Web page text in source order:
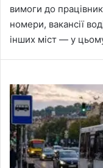
вимоги до
номери, вакансії
інших міст — у